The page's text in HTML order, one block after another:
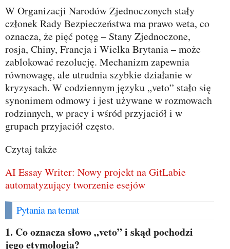
W Organizacji Narodów Zjednoczonych stały
członek Rady Bezpieczeństwa ma prawo weta, co
oznacza, że pięć potęg – Stany Zjednoczone,
rosja, Chiny, Francja i Wielka Brytania – może
zablokować rezolucję. Mechanizm zapewnia
równowagę, ale utrudnia szybkie działanie w
kryzysach. W codziennym języku „veto” stało się
synonimem odmowy i jest używane w rozmowach
rodzinnych, w pracy i wśród przyjaciół i w
grupach przyjaciół często.
Czytaj także
AI Essay Writer: Nowy projekt na GitLabie
automatyzujący tworzenie esejów
Pytania na temat
1. Co oznacza słowo „veto” i skąd pochodzi
jego etymologia?